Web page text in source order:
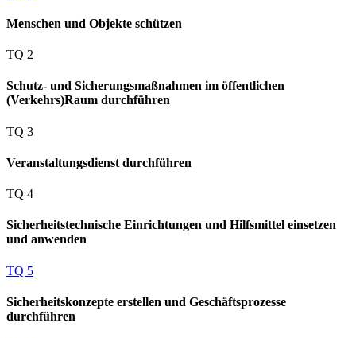
Menschen und Objekte schützen
TQ 2
Schutz- und Sicherungsmaßnahmen im öffentlichen
(Verkehrs)Raum durchführen
TQ 3
Veranstaltungsdienst durchführen
TQ 4
Sicherheitstechnische Einrichtungen und Hilfsmittel einsetzen
und anwenden
TQ 5
Sicherheitskonzepte erstellen und Geschäftsprozesse
durchführen